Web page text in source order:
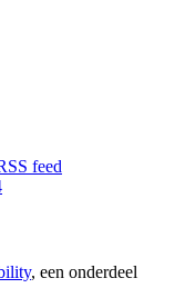
feed
, een onderdeel